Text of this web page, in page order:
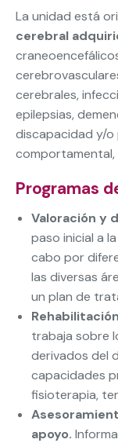
La unidad está
cerebral
cerebrales,
epilepsias,
discapacidad y/
comportamental,
Programas
Valoración y
paso inicial a
cabo por
las diversas
un plan de
trabaja sobre
derivados del
capacidades
fisioterapia,
apoyo.